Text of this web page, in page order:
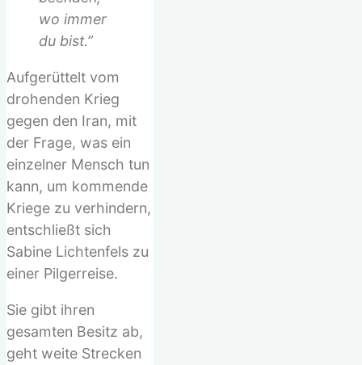
wo immer
du bist.”
Aufgerüttelt vom
drohenden Krieg
gegen den Iran, mit
der Frage, was ein
einzelner Mensch tun
kann, um kommende
Kriege zu verhindern,
entschließt sich
Sabine Lichtenfels zu
einer Pilgerreise.
Sie gibt ihren
gesamten Besitz ab,
geht weite Strecken